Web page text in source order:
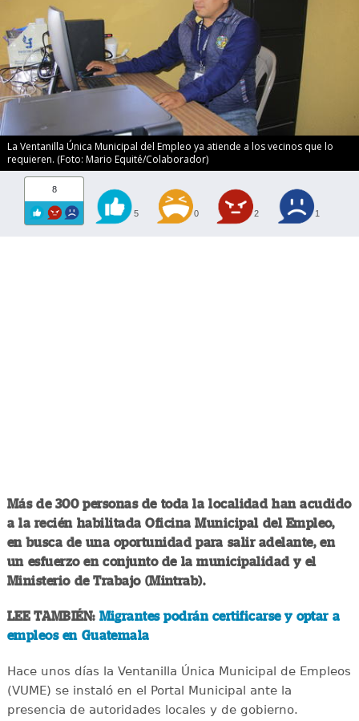
La Ventanilla Única Municipal del Empleo ya atiende a los vecinos que lo
requieren. (Foto: Mario Equité/Colaborador)
8
5 0 2 1
Más de 300 personas de toda la localidad han acudido
a la recién habilitada Oficina Municipal del Empleo,
en busca de una oportunidad para salir adelante, en
un esfuerzo en conjunto de la municipalidad y el
Ministerio de Trabajo (Mintrab).
LEE TAMBIÉN: Migrantes podrán certificarse y optar a
empleos en Guatemala
Hace unos días la Ventanilla Única Municipal de Empleos
(VUME) se instaló en el Portal Municipal ante la
presencia de autoridades locales y de gobierno.